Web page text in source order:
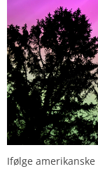
Ifølge amerikanske